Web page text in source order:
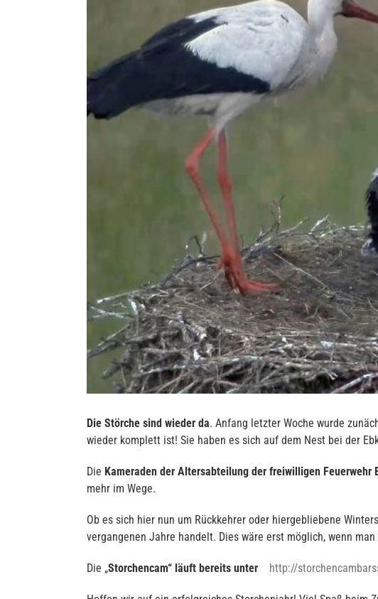
Die Störche sind wieder da. Anfang letzter Woche wurde
wieder komplett ist! Sie haben es sich auf dem Nest bei der
Die Kameraden der Altersabteilung der freiwilligen Feuerwehr
mehr im Wege.
Ob es sich hier nun um Rückkehrer oder hiergebliebene
vergangenen Jahre handelt. Dies wäre erst möglich, wenn
Die „Storchencam“ läuft bereits unter http://